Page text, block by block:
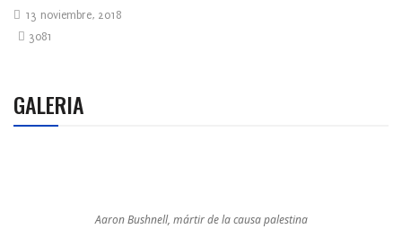
13 noviembre, 2018
3081
GALERIA
Aaron Bushnell, mártir de la causa palestina